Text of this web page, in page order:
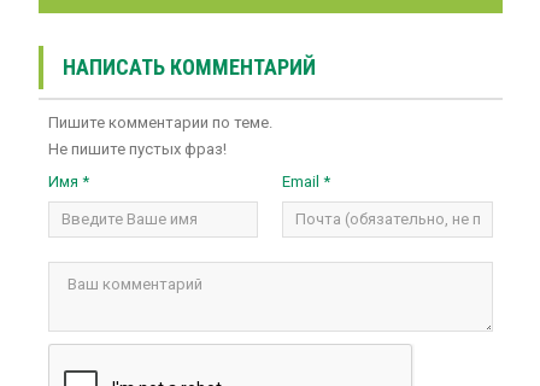
НАПИСАТЬ КОММЕНТАРИЙ
Пишите комментарии по теме.
Не пишите пустых фраз!
Имя *
Email *